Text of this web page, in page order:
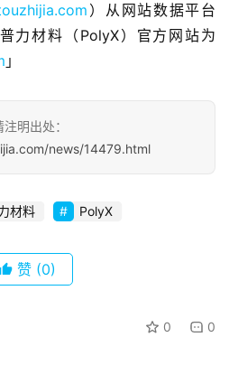
）从网站数据平台
力材料（PolyX）官方网站为
」
明出处：
news/14479.html
材料 PolyX
赞 (0)
0 0